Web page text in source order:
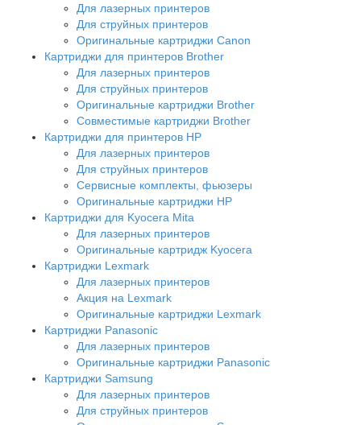
Для лазерных принтеров
Для струйных принтеров
Оригинальные картриджи Canon
Картриджи для принтеров Brother
Для лазерных принтеров
Для струйных принтеров
Оригинальные картриджи Brother
Совместимые картриджи Brother
Картриджи для принтеров HP
Для лазерных принтеров
Для струйных принтеров
Сервисные комплекты, фьюзеры
Оригинальные картриджи HP
Картриджи для Kyocera Mita
Для лазерных принтеров
Оригинальные картридж Kyocera
Картриджи Lexmark
Для лазерных принтеров
Акция на Lexmark
Оригинальные картриджи Lexmark
Картриджи Panasonic
Для лазерных принтеров
Оригинальные картриджи Panasonic
Картриджи Samsung
Для лазерных принтеров
Для струйных принтеров